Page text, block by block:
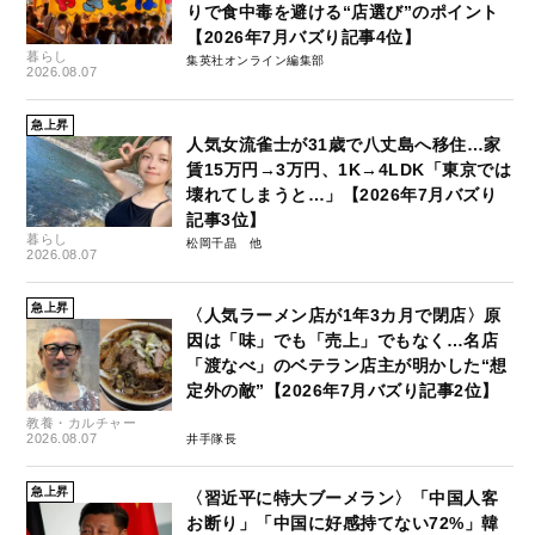
暮らし
2026.08.07
りで食中毒を避ける“店選び”のポイント
【2026年7月バズり記事4位】
集英社オンライン編集部
急上昇
暮らし
2026.08.07
人気女流雀士が31歳で八丈島へ移住…家
賃15万円→3万円、1K→4LDK「東京では
壊れてしまうと…」【2026年7月バズり
記事3位】
松岡千晶
急上昇
教養・カルチャー
2026.08.07
〈人気ラーメン店が1年3カ月で閉店〉原
因は「味」でも「売上」でもなく…名店
「渡なべ」のベテラン店主が明かした“想
定外の敵”【2026年7月バズり記事2位】
井手隊長
急上昇
〈習近平に特大ブーメラン〉「中国人客
お断り」「中国に好感持てない72%」韓